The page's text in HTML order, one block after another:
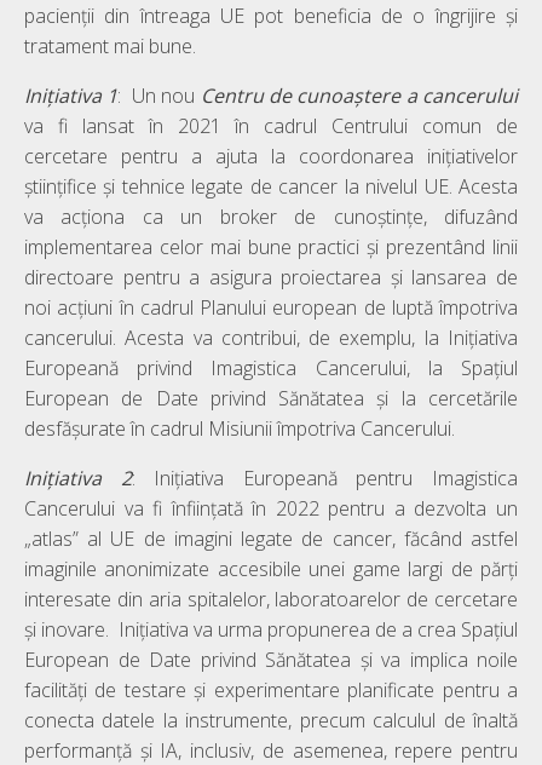
pacienții din întreaga UE pot beneficia de o îngrijire și
tratament mai bune.
Inițiativa 1: Un nou Centru de cunoaștere a cancerului
va fi lansat în 2021 în cadrul Centrului comun de
cercetare pentru a ajuta la coordonarea inițiativelor
științifice și tehnice legate de cancer la nivelul UE. Acesta
va acționa ca un broker de cunoștințe, difuzând
implementarea celor mai bune practici și prezentând linii
directoare pentru a asigura proiectarea și lansarea de
noi acțiuni în cadrul Planului european de luptă împotriva
cancerului. Acesta va contribui, de exemplu, la Inițiativa
Europeană privind Imagistica Cancerului, la Spațiul
European de Date privind Sănătatea și la cercetările
desfășurate în cadrul Misiunii împotriva Cancerului.
Inițiativa 2: Inițiativa Europeană pentru Imagistica
Cancerului va fi înființată în 2022 pentru a dezvolta un
„atlas” al UE de imagini legate de cancer, făcând astfel
imaginile anonimizate accesibile unei game largi de părți
interesate din aria spitalelor, laboratoarelor de cercetare
și inovare. Inițiativa va urma propunerea de a crea Spațiul
European de Date privind Sănătatea și va implica noile
facilități de testare și experimentare planificate pentru a
conecta datele la instrumente, precum calculul de înaltă
performanță și IA, inclusiv, de asemenea, repere pentru